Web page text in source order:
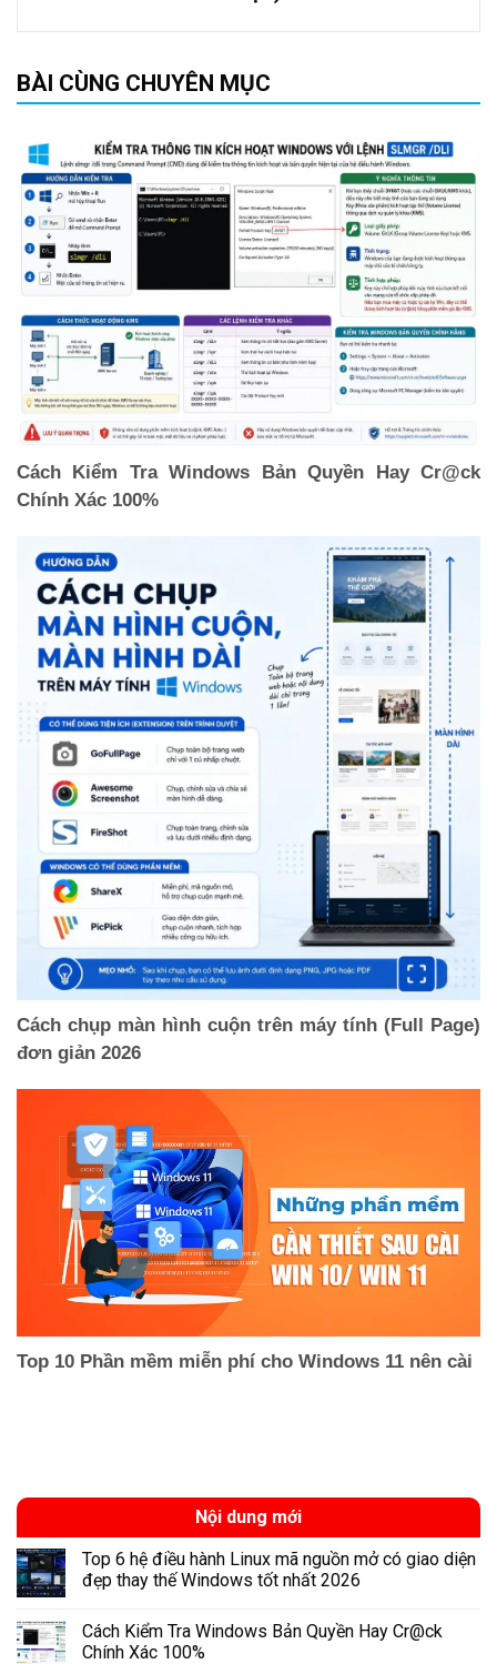
Nội dung mới
Top 6 hệ điều hành Linux mã nguồn mở có giao diện
đẹp thay thế Windows tốt nhất 2026
Cách Kiểm Tra Windows Bản Quyền Hay Cr@ck
Chính Xác 100%
BÀI CÙNG CHUYÊN MỤC
Cách Kiểm Tra Windows Bản Quyền Hay Cr@ck
Chính Xác 100%
Cách chụp màn hình cuộn trên máy tính (Full Page)
đơn giản 2026
Top 10 Phần mềm miễn phí cho Windows 11 nên cài